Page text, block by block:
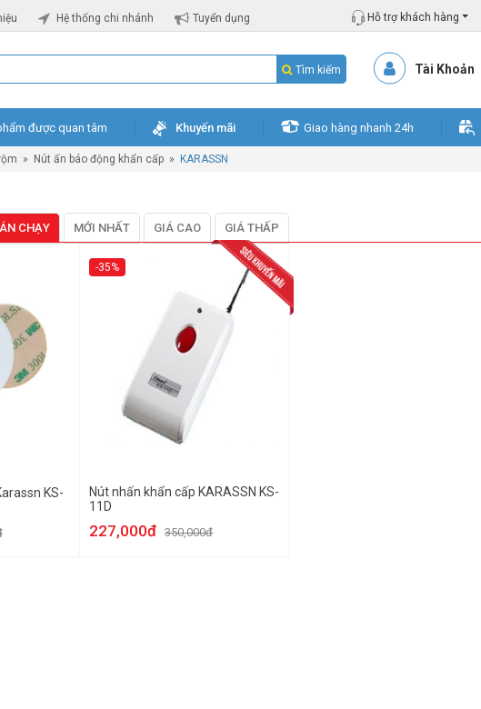
Hệ thống chi nhánh Tuyển dụng Hỗ trợ khách hàng
Tìm kiếm Tài Khoản
được quan tâm Khuyến mãi Giao hàng nhanh 24h
» Nút ấn báo động khẩn cấp » KARASSN
CHẠY MỚI NHẤT GIÁ CAO GIÁ THẤP
KS-
-35%
Nút nhấn khẩn cấp KARASSN KS-
11D
227,000đ 350,000đ